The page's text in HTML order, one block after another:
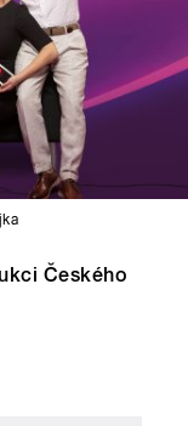
Českého